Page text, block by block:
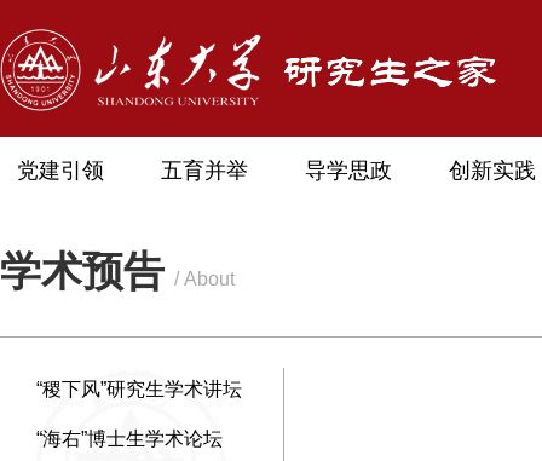
党建引领 五育并举 导学思政 创新实践
学术预告 / About
“稷下风”研究生学术讲坛
“海右”博士生学术论坛